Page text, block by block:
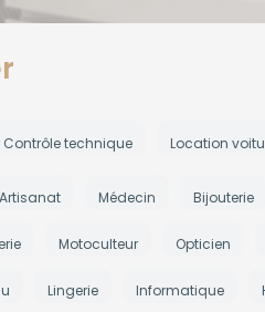
Contrôle technique Location
Artisanat Médecin Bijouterie
Motoculteur Opticien
Lingerie Informatique